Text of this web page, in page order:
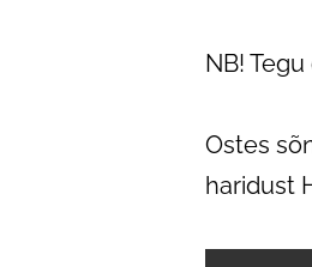
NB!
Ostes
haridust